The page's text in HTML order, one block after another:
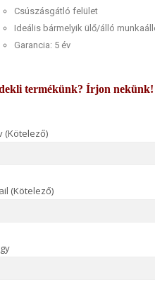
Csúszásgátló felület
Ideális bármelyik ülő/álló
Garancia: 5 év
termékünk? Írjon nekünk!
(Kötelező)
(Kötelező)